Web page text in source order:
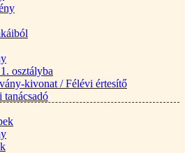
osztályba
kivonat / Félévi értesítő
tanácsadó